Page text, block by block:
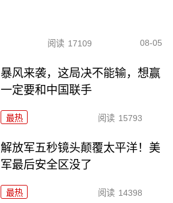
阅读 17109 08-05
暴风来袭，这局决不能输，想赢
一定要和中国联手
最热 阅读 15793
解放军五秒镜头颠覆太平洋！美
军最后安全区没了
最热 阅读 14398